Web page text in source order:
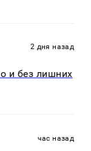
2 дня назад
и без лишних
час назад